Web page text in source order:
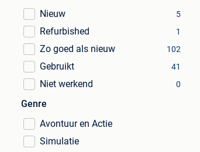
Nieuw
5
Refurbished 1
Zo goed als nieuw 102
Gebruikt 41
Niet werkend 0
Genre
Avontuur en Actie
Simulatie